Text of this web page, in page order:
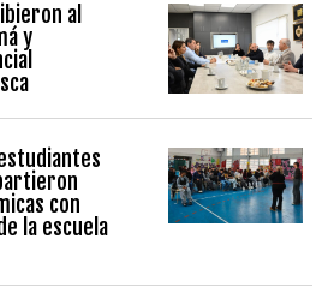
al
y
con
la escuela